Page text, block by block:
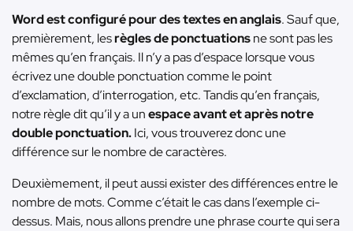
Word est configuré pour des textes en anglais. Sauf que,
premièrement, lesrègles de ponctuationsne sont pas les
mêmes qu’en français. Il n’y a pas d’espace lorsque vous
écrivez une double ponctuation comme le point
d’exclamation, d’interrogation, etc. Tandis qu’en français,
notre règle dit qu’il y a unespace avant et après notre
double ponctuation.Ici, vous trouverez donc une
différence sur le nombre de caractères.
Deuxièmement, il peut aussi exister des différences entre le
nombre de mots. Comme c’était le cas dans l’exemple ci-
dessus. Mais, nous allons prendre une phrase courte qui sera